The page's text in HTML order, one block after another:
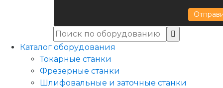
Каталог оборудования
Токарные станки
Фрезерные станки
Шлифовальные и заточные станки